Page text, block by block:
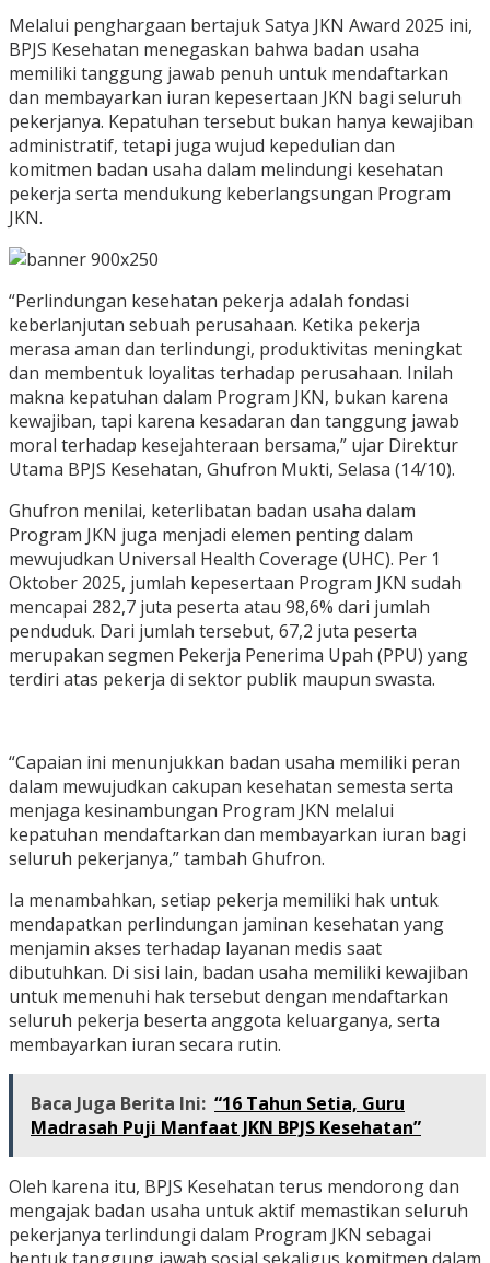
Melalui penghargaan bertajuk Satya JKN Award 2025 ini,
BPJS Kesehatan menegaskan bahwa badan usaha
memiliki tanggung jawab penuh untuk mendaftarkan
dan membayarkan iuran kepesertaan JKN bagi seluruh
pekerjanya. Kepatuhan tersebut bukan hanya kewajiban
administratif, tetapi juga wujud kepedulian dan
komitmen badan usaha dalam melindungi kesehatan
pekerja serta mendukung keberlangsungan Program
JKN.
“Perlindungan kesehatan pekerja adalah fondasi
keberlanjutan sebuah perusahaan. Ketika pekerja
merasa aman dan terlindungi, produktivitas meningkat
dan membentuk loyalitas terhadap perusahaan. Inilah
makna kepatuhan dalam Program JKN, bukan karena
kewajiban, tapi karena kesadaran dan tanggung jawab
moral terhadap kesejahteraan bersama,” ujar Direktur
Utama BPJS Kesehatan, Ghufron Mukti, Selasa (14/10).
Ghufron menilai, keterlibatan badan usaha dalam
Program JKN juga menjadi elemen penting dalam
mewujudkan Universal Health Coverage (UHC). Per 1
Oktober 2025, jumlah kepesertaan Program JKN sudah
mencapai 282,7 juta peserta atau 98,6% dari jumlah
penduduk. Dari jumlah tersebut, 67,2 juta peserta
merupakan segmen Pekerja Penerima Upah (PPU) yang
terdiri atas pekerja di sektor publik maupun swasta.
“Capaian ini menunjukkan badan usaha memiliki peran
dalam mewujudkan cakupan kesehatan semesta serta
menjaga kesinambungan Program JKN melalui
kepatuhan mendaftarkan dan membayarkan iuran bagi
seluruh pekerjanya,” tambah Ghufron.
Ia menambahkan, setiap pekerja memiliki hak untuk
mendapatkan perlindungan jaminan kesehatan yang
menjamin akses terhadap layanan medis saat
dibutuhkan. Di sisi lain, badan usaha memiliki kewajiban
untuk memenuhi hak tersebut dengan mendaftarkan
seluruh pekerja beserta anggota keluarganya, serta
membayarkan iuran secara rutin.
Baca Juga Berita Ini: “16 Tahun Setia, Guru
Madrasah Puji Manfaat JKN BPJS Kesehatan”
Oleh karena itu, BPJS Kesehatan terus mendorong dan
mengajak badan usaha untuk aktif memastikan seluruh
pekerjanya terlindungi dalam Program JKN sebagai